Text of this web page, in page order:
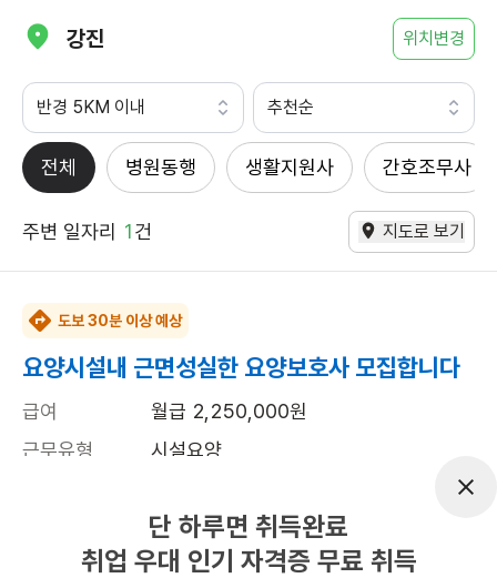
강진 위치변경
반경 5KM 이내 추천순
전체 병원동행 생활지원사 간호조무사
주변 일자리 1건 지도로 보기
도보 30분 이상 예상
요양시설내 근면성실한 요양보호사 모집합니다
급여
월급 2,250,000원
근무유형
시설요양
18:00~09:00
단 하루면 취득완료
취업 우대 인기 자격증 무료 취득